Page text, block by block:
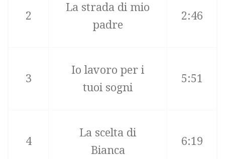
2
La strada di mio
padre
2:46
3
Io lavoro per i
tuoi sogni
5:51
4
La scelta di
Bianca
6:19